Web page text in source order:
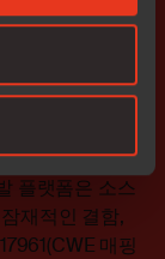
사용량 최적화
일반적인 리
및 보안
제를 조기에 발
플랫폼은 소스
재적인 결함,
매핑